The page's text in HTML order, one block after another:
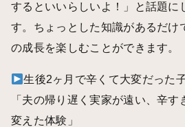
するといいらしいよ！」と話題に
す。ちょっとした知識があるだけ
の成長を楽しむことができます。
生後2ヶ月で辛くて大変だった
「 夫の帰り遅く実家が遠い、辛す
変えた体験 」